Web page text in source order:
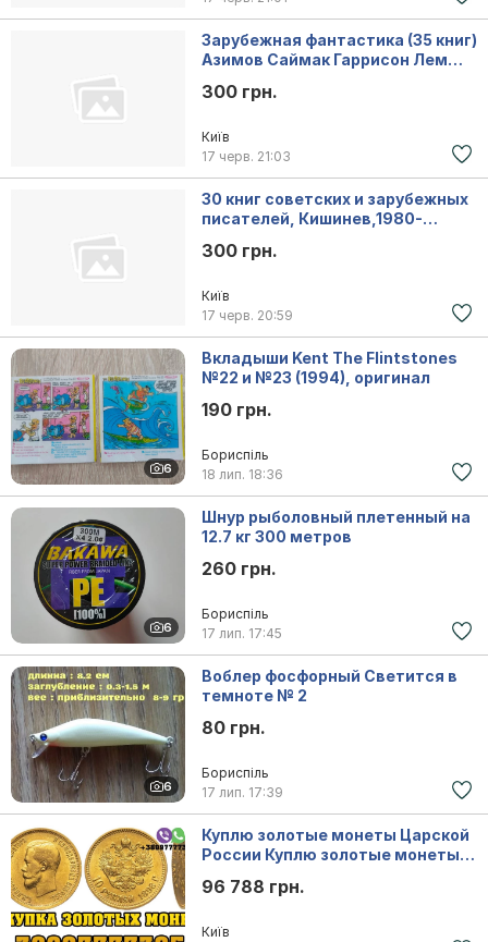
Зарубежная фантастика (35 книг)
Азимов Саймак Гаррисон Лем
300 грн.
Київ
17 черв. 21:03
30 книг советских и зарубежных
писателей, Кишинев,1980-
300 грн.
Київ
17 черв. 20:59
6
Вкладыши Kent The Flintstones
№22 и №23 (1994), оригинал
190 грн.
Бориспіль
18 лип. 18:36
6
Шнур рыболовный плетенный на
12.7 кг 300 метров
260 грн.
Бориспіль
17 лип. 17:45
6
Воблер фосфорный Светится в
темноте № 2
80 грн.
Бориспіль
17 лип. 17:39
Куплю золотые монеты Царской
России Куплю золотые монеты
96 788 грн.
Київ